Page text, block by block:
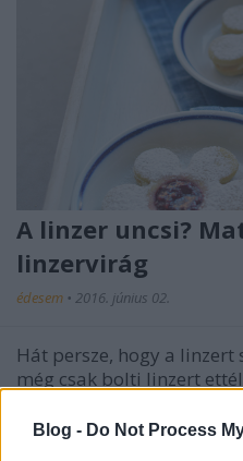
Blog - Do Not Process
A linzer uncsi?
linzervirág
édesem • 2016. június 02.
Hát persze, hogy a linzert
még csak bolti linzert
különbségen, mennyire